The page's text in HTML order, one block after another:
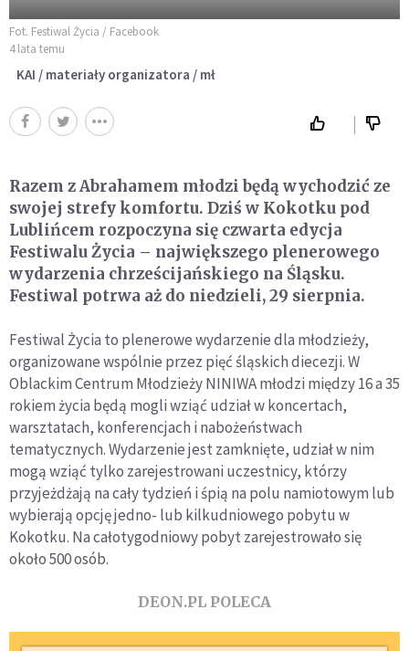
Fot. Festiwal Życia / Facebook
4 lata temu
KAI / materiały organizatora / mł
Razem z Abrahamem młodzi będą wychodzić ze
swojej strefy komfortu. Dziś w Kokotku pod
Lublińcem rozpoczyna się czwarta edycja
Festiwalu Życia – największego plenerowego
wydarzenia chrześcijańskiego na Śląsku.
Festiwal potrwa aż do niedzieli, 29 sierpnia.
Festiwal Życia to plenerowe wydarzenie dla młodzieży,
organizowane wspólnie przez pięć śląskich diecezji. W
Oblackim Centrum Młodzieży NINIWA młodzi między 16 a 35
rokiem życia będą mogli wziąć udział w koncertach,
warsztatach, konferencjach i nabożeństwach
tematycznych. Wydarzenie jest zamknięte, udział w nim
mogą wziąć tylko zarejestrowani uczestnicy, którzy
przyjeżdżają na cały tydzień i śpią na polu namiotowym lub
wybierają opcję jedno- lub kilkudniowego pobytu w
Kokotku. Na całotygodniowy pobyt zarejestrowało się
około 500 osób.
DEON.PL POLECA